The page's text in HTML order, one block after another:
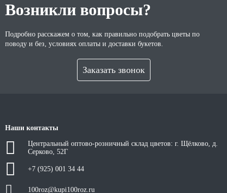
Возникли вопросы?
Подробно расскажем о том, как правильно подобрать цветы по
поводу и без, условиях оплаты и доставки букетов.
Заказать звонок
Наши контакты
Центральный оптово-розничный склад цветов: г. Щёлково, д.
Серково, 52Г
+7 (925) 001 34 44
100roz@kupi100roz.ru